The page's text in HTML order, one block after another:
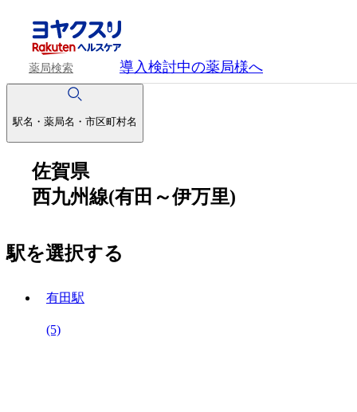
薬局検索 導入検討中の薬局様へ
駅名・薬局名・市区町村名
佐賀県
西九州線(有田～伊万里)
駅を選択する
有田駅
(5)